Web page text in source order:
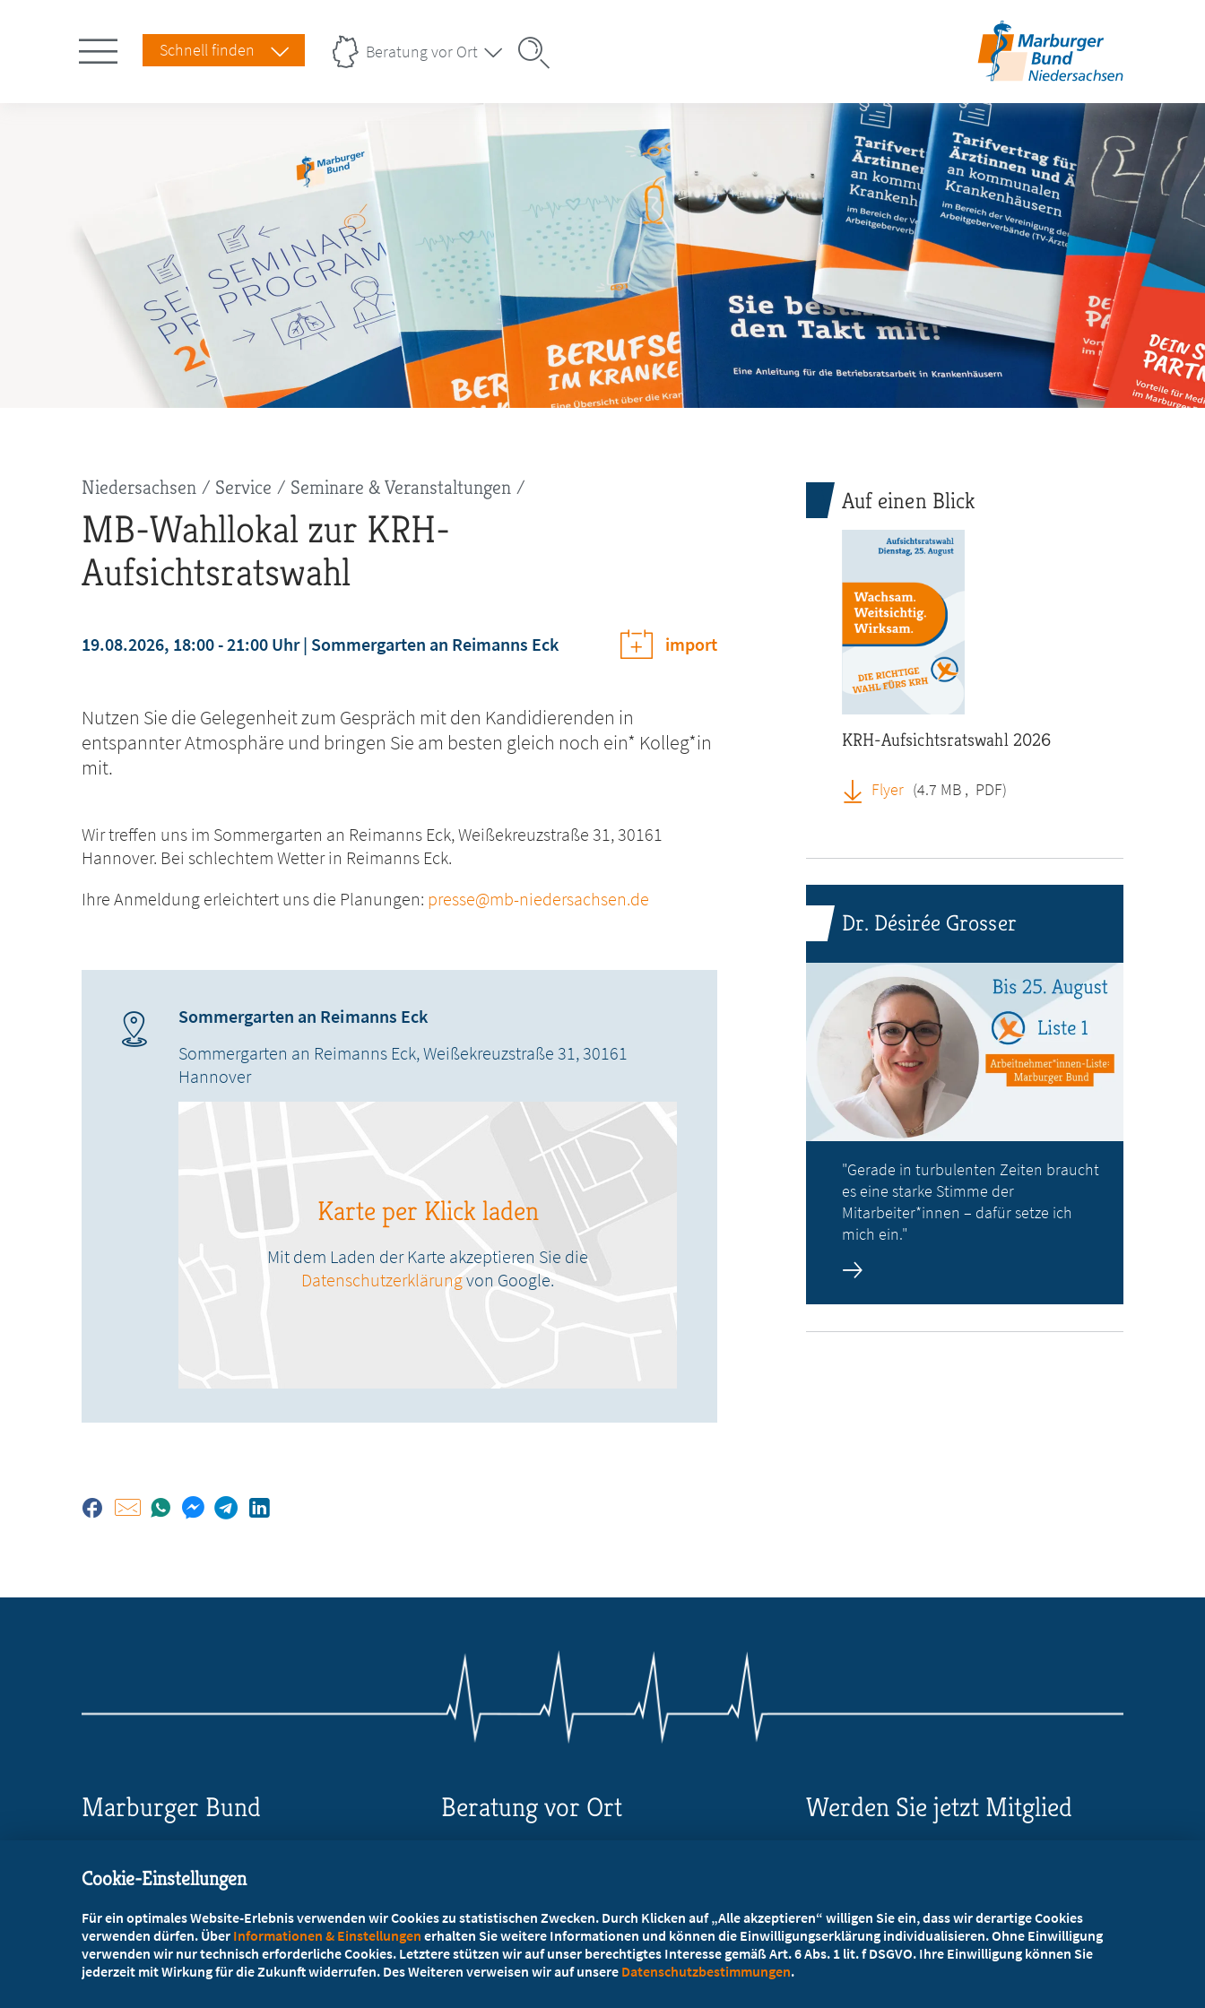
Schnell finden Beratung vor Ort
Pfadnavigation
Niedersachsen Service Seminare & Veranstaltungen
MB-Wahllokal zur KRH-
Aufsichtsratswahl
19.08.2026, 18:00 - 21:00 Uhr Sommergarten an Reimanns Eck
import
Nutzen Sie die Gelegenheit zum Gespräch mit den Kandidierenden in
entspannter Atmosphäre und bringen Sie am besten gleich noch ein* Kolleg*in
mit.
Wir treffen uns im Sommergarten an Reimanns Eck, Weißekreuzstraße 31, 30161
Hannover. Bei schlechtem Wetter in Reimanns Eck.
Ihre Anmeldung erleichtert uns die Planungen: presse@mb-niedersachsen.de
Sommergarten an Reimanns Eck
Sommergarten an Reimanns Eck,Weißekreuzstraße 31,30161
Hannover
Karte per Klick laden
Mit dem Laden der Karte akzeptieren Sie die
Datenschutzerklärungvon Google.
Auf einen Blick
KRH-Aufsichtsratswahl 2026
Flyer (4.7 MB , PDF)
Dr. Désirée Grosser
"Gerade in turbulenten Zeiten braucht
es eine starke Stimme der
Mitarbeiter*innen – dafür setze ich
mich ein."
Marburger Bund
Berliner Allee 20 a, 30175 Hannover
+49 511 543066-0
+49 511 543066-99
Beratung vor Ort Werden Sie jetzt Mitglied
Kostenlos für Studierende
Cookie-Einstellungen
Für ein optimales Website-Erlebnis verwenden wir Cookies zu statistischen Zwecken. Durch Klicken auf „Alle akzeptieren“ willigen Sie ein, dass wir derartige Cookies
verwenden dürfen. Über Informationen & Einstellungen erhalten Sie weitere Informationen und können die Einwilligungserklärung individualisieren. Ohne Einwilligung
verwenden wir nur technisch erforderliche Cookies. Letztere stützen wir auf unser berechtigtes Interesse gemäß Art. 6 Abs. 1 lit. f DSGVO. Ihre Einwilligung können Sie
jederzeit mit Wirkung für die Zukunft widerrufen. Des Weiteren verweisen wir auf unsere Datenschutzbestimmungen.